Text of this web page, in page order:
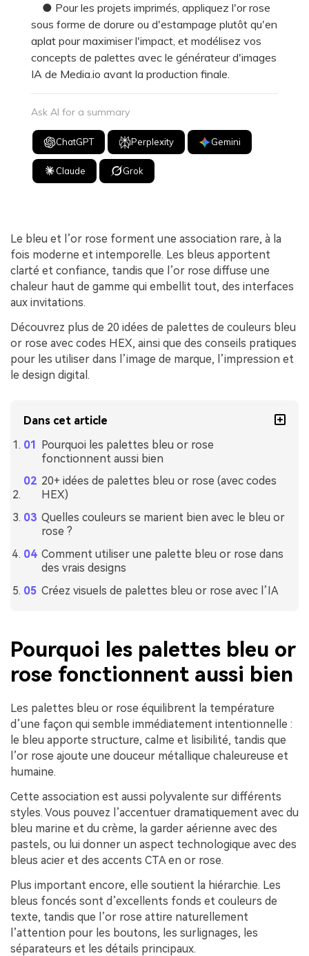
● Pour les projets imprimés, appliquez l'or rose
sous forme de dorure ou d'estampage plutôt qu'en
aplat pour maximiser l'impact, et modélisez vos
concepts de palettes avec le générateur d'images
IA de Media.io avant la production finale.
Ask AI for a summary
ChatGPT Perplexity Gemini
Claude Grok
Le bleu et l’or rose forment une association rare, à la
fois moderne et intemporelle. Les bleus apportent
clarté et confiance, tandis que l’or rose diffuse une
chaleur haut de gamme qui embellit tout, des interfaces
aux invitations.
Découvrez plus de 20 idées de palettes de couleurs bleu
or rose avec codes HEX, ainsi que des conseils pratiques
pour les utiliser dans l’image de marque, l’impression et
le design digital.
Dans cet article
Pourquoi les palettes bleu or rose
fonctionnent aussi bien
20+ idées de palettes bleu or rose (avec codes
HEX)
Quelles couleurs se marient bien avec le bleu or
rose ?
Comment utiliser une palette bleu or rose dans
des vrais designs
Créez visuels de palettes bleu or rose avec l’IA
Pourquoi les palettes bleu or
rose fonctionnent aussi bien
Les palettes bleu or rose équilibrent la température
d’une façon qui semble immédiatement intentionnelle :
le bleu apporte structure, calme et lisibilité, tandis que
l’or rose ajoute une douceur métallique chaleureuse et
humaine.
Cette association est aussi polyvalente sur différents
styles. Vous pouvez l’accentuer dramatiquement avec du
bleu marine et du crème, la garder aérienne avec des
pastels, ou lui donner un aspect technologique avec des
bleus acier et des accents CTA en or rose.
Plus important encore, elle soutient la hiérarchie. Les
bleus foncés sont d’excellents fonds et couleurs de
texte, tandis que l’or rose attire naturellement
l’attention pour les boutons, les surlignages, les
séparateurs et les détails principaux.